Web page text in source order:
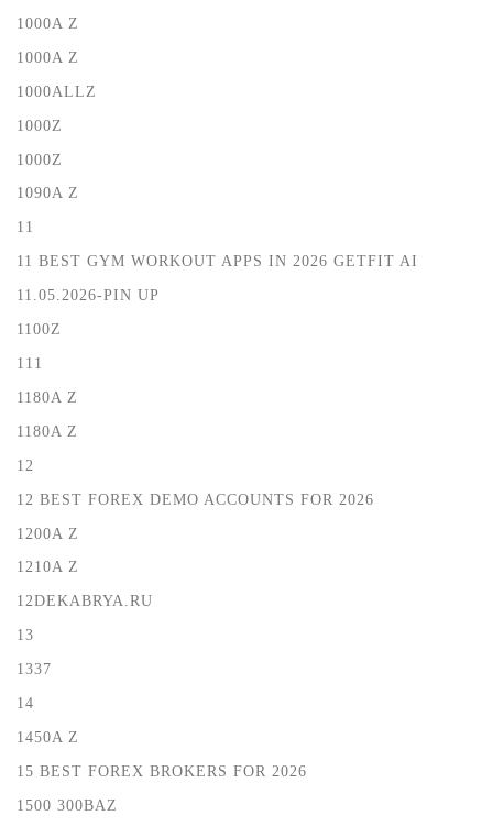
1000A Z
1000A Z
1000ALLZ
1000Z
1000Z
1090A Z
11
11 BEST GYM WORKOUT APPS IN 2026 GETFIT AI
11.05.2026-PIN UP
1100Z
111
1180A Z
1180A Z
12
12 BEST FOREX DEMO ACCOUNTS FOR 2026
1200A Z
1210A Z
12DEKABRYA.RU
13
1337
14
1450A Z
15 BEST FOREX BROKERS FOR 2026
1500 300BAZ